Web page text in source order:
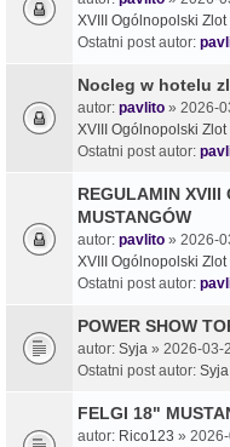
XVIII Ogólnopolski
Ostatni post autor:
Nocleg w hotelu
autor: pavlito » 2026-
XVIII Ogólnopolski
Ostatni post autor:
REGULAMIN XVIII
MUSTANGÓW
autor: pavlito » 2026-
XVIII Ogólnopolski
Ostatni post autor:
POWER SHOW
autor: Syja » 2026-03-
Ostatni post autor: Syja
FELGI 18"
autor: Rico123 »